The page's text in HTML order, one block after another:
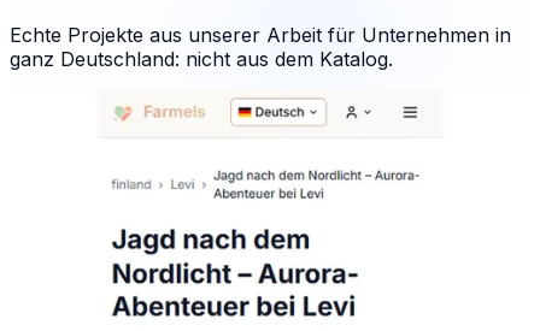
Echte Projekte aus unserer Arbeit für Unternehmen in
ganz Deutschland: nicht aus dem Katalog.